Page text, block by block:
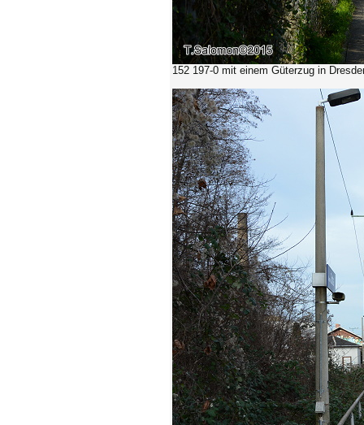
152 197-0 mit einem Güterzug in